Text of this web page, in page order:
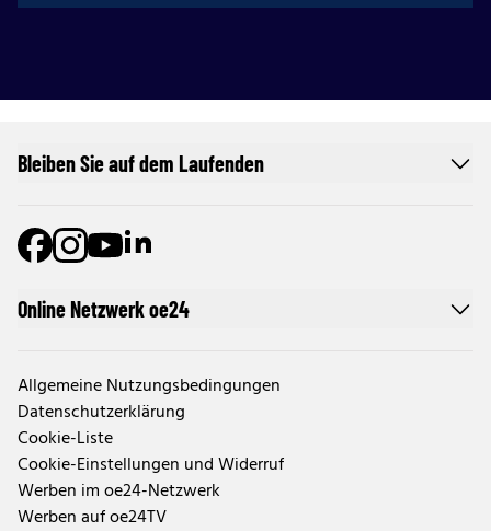
Online Netzwerk oe24
Allgemeine Nutzungsbedingungen
Datenschutzerklärung
Cookie-Liste
Cookie-Einstellungen und Widerruf
Werben im oe24-Netzwerk
Werben auf oe24TV
Bleiben Sie auf dem Laufenden